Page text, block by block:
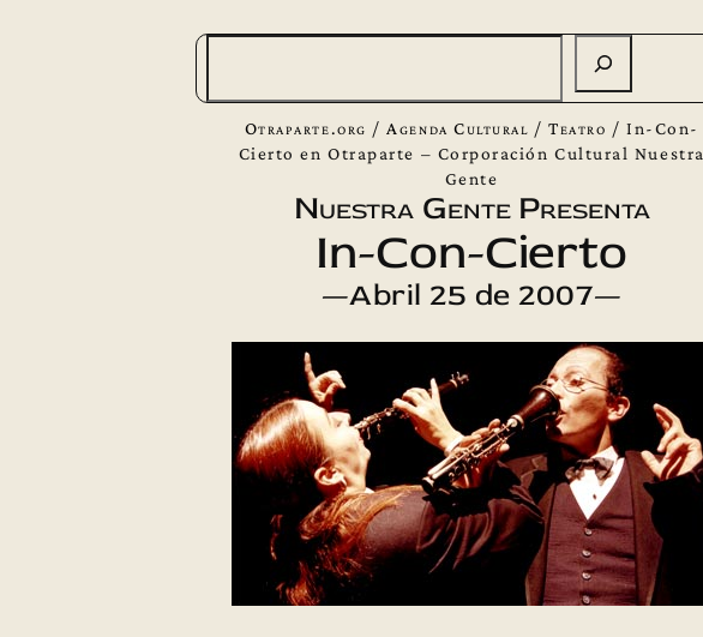
Otraparte.org / Agenda Cultural /Teatro / In-Con-
Cierto en Otraparte – Corporación Cultural Nuestra
Gente
Nuestra Gente Presenta
In-Con-Cierto
—Abril 25 de 2007—